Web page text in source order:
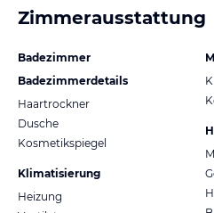
Zimmerausstattung
Badezimmer
Badezimmerdetails
Haartrockner
Dusche
Kosmetikspiegel
Klimatisierung
Heizung